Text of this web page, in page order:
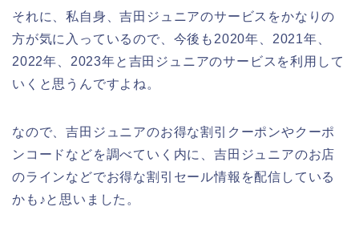
それに、私自身、吉田ジュニアのサービスをかなりの
方が気に入っているので、今後も2020年、2021年、
2022年、2023年と吉田ジュニアのサービスを利用して
いくと思うんですよね。
なので、吉田ジュニアのお得な割引クーポンやクーポ
ンコードなどを調べていく内に、吉田ジュニアのお店
のラインなどでお得な割引セール情報を配信している
かも♪と思いました。